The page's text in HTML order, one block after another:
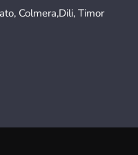
Colmera,Dili, Timor